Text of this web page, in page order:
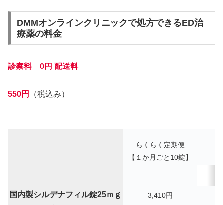
DMMオンラインクリニックで処方できるED治
療薬の料金
診察料 0円 配送料
550円 （税込み）
らくらく定期便
【１か月ごと10錠】
国内製シルデナフィル錠25ｍｇ
3,410円